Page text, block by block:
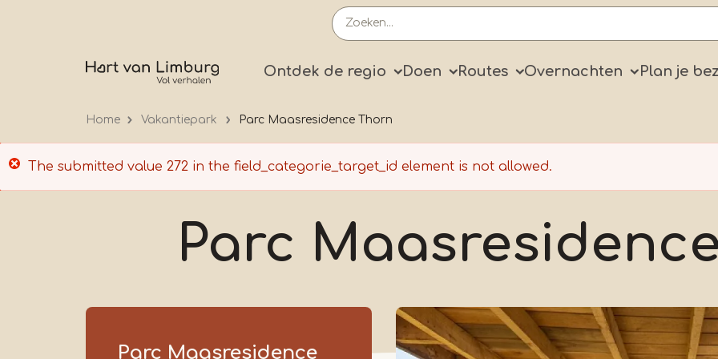
Primary
Ontdek de regio Doen Routes Overnachten Plan je
Home Vakantiepark Parc Maasresidence Thorn
Foutmelding
The submitted value 272 in the field_categorie_target_id element is not allowed.
Parc
Parc Maasresidence